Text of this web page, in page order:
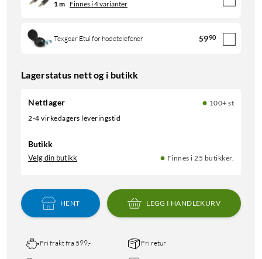
1 m Finnes i 4 varianter
Texgear Etui for hodetelefoner 5990
Lagerstatus nett og i butikk
Nettlager
100+ st
2-4 virkedagers leveringstid
Butikk
Velg din butikk Finnes i 25 butikker.
HENT LEGG I HANDLEKURV
Fri frakt fra 599,- Fri retur